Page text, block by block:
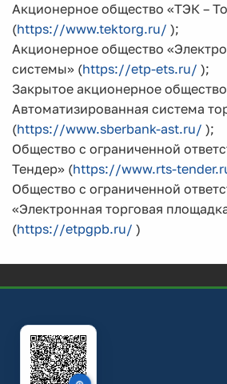
Акционерное общество «ТЭК –
(https://www.tektorg.ru/ );
Акционерное общество
системы» (https://etp-ets.ru/ );
Закрытое акционерное
Автоматизированная система
(https://www.sberbank-ast.ru/ );
Общество с ограниченной
Тендер» (https://www.rts-
Общество с ограниченной
«Электронная торговая
(https://etpgpb.ru/ )